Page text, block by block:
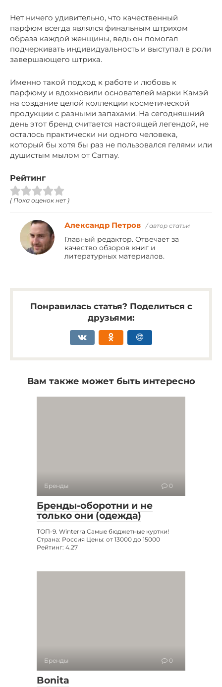
Нет ничего удивительно, что качественный
парфюм всегда являлся финальным штрихом
образа каждой женщины, ведь он помогал
подчеркивать индивидуальность и выступал в роли
завершающего штриха.
Именно такой подход к работе и любовь к
парфюму и вдохновили основателей марки Камэй
на создание целой коллекции косметической
продукции с разными запахами. На сегодняшний
день этот бренд считается настоящей легендой, не
осталось практически ни одного человека,
который бы хотя бы раз не пользовался гелями или
душистым мылом от Camay.
Рейтинг
( Пока оценок нет )
Александр Петров / автор статьи
Главный редактор. Отвечает за
качество обзоров книг и
литературных материалов.
Понравилась статья? Поделиться с
друзьями:
Вам также может быть интересно
Бренды 0
Бренды-оборотни и не
только они (одежда)
ТОП-9. Winterra Самые бюджетные куртки!
Страна: Россия Цены: от 13000 до 15000
Рейтинг: 4.27
Бренды 0
Bonita